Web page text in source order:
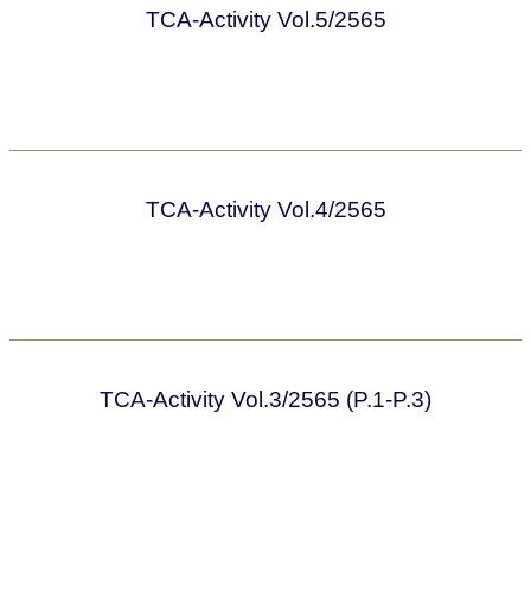
TCA-Activity Vol.5/2565
TCA-Activity Vol.4/2565
TCA-Activity Vol.3/2565 (P.1-P.3)